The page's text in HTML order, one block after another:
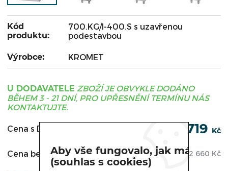
Kód
produktu:
700.KG/I-400.S s uzavřenou
podestavbou
Výrobce: KROMET
U DODAVATELE ZBOŽÍ JE OBVYKLE DODÁNO
BĚHEM 3 - 21 DNÍ, PRO UPŘESNĚNÍ TERMÍNU NÁS
KONTAKTUJTE.
Cena s DPH: 63 719 Kč
Cena bez DPH: 52 660 Kč
Aby vše fungovalo, jak má
(souhlas s cookies)